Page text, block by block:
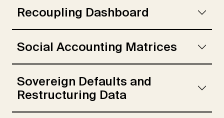
Recoupling Dashboard
Social Accounting Matrices
Sovereign Defaults and
Restructuring Data